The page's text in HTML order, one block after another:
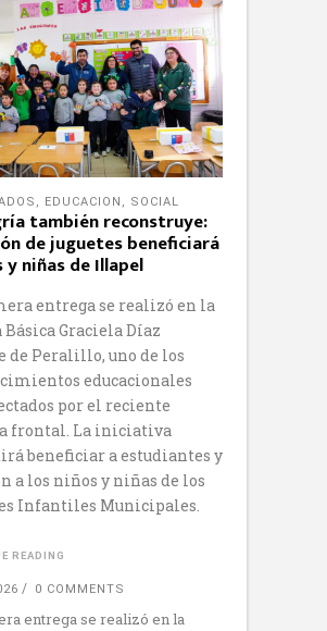
, EDUCACION , SOCIAL
también reconstruye:
de juguetes beneficiará
y niñas de Illapel
entrega se realizó en la
Básica Graciela Díaz
de Peralillo, uno de los
educacionales
por el reciente
frontal. La iniciativa
beneficiar a estudiantes y
a los niños y niñas de los
Infantiles Municipales.
READING
0 COMMENTS
entrega se realizó en la